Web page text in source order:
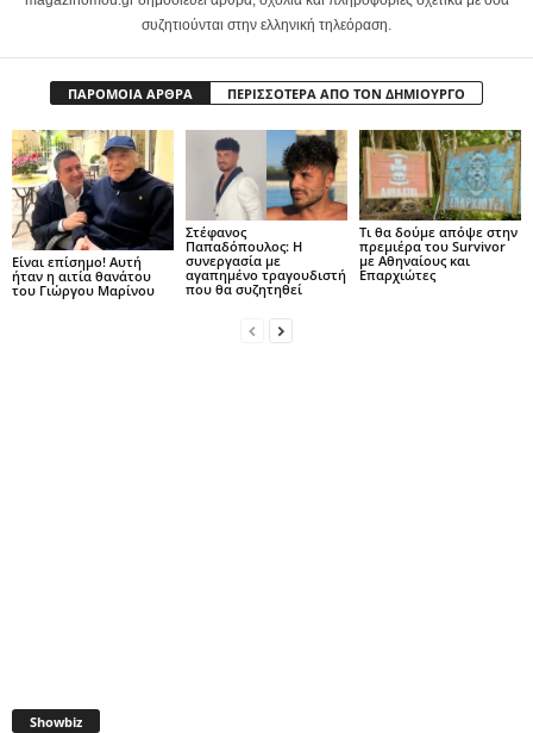
συζητιούνται στην ελληνική τηλεόραση.
ΠΑΡΟΜΟΙΑ ΑΡΘΡΑ ΠΕΡΙΣΣΟΤΕΡΑ ΑΠΟ ΤΟΝ ΔΗΜΙΟΥΡΓΟ
Είναι επίσημο! Αυτή
ήταν η αιτία θανάτου
του Γιώργου Μαρίνου
Στέφανος
Παπαδόπουλος: Η
συνεργασία με
αγαπημένο τραγουδιστή
που θα συζητηθεί
Τι θα δούμε απόψε στην
πρεμιέρα του Survivor
με Αθηναίους και
Επαρχιώτες
Showbiz